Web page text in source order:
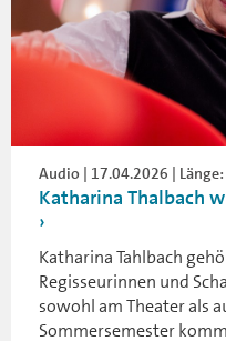
Audio | 17.04.2026 |
Katharina Thalbach
Katharina Tahlbach
Regisseurinnen und
sowohl am Theater als
Sommersemester